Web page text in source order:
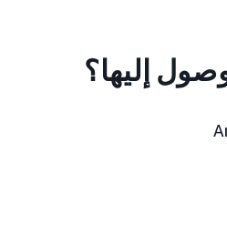
إليها؟